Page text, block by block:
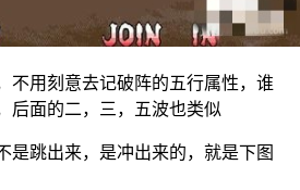
不用刻意去记破阵的五行属性，谁
后面的二，三，五波也类似
是跳出来，是冲出来的，就是下图